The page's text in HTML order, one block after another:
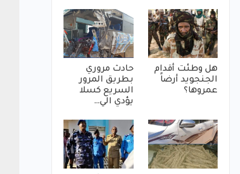
هل وطئت أقدام
الجنجويد أرضاً
عمروها؟
حادث مروري
بطريق المرور
السريع كسلا
يؤدي الي…